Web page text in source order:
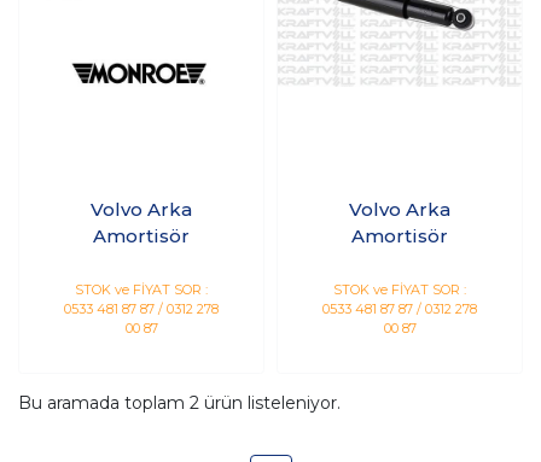
Volvo Arka
Amortisör
STOK ve FİYAT SOR :
0533 481 87 87 / 0312 278
00 87
Volvo Arka
Amortisör
STOK ve FİYAT SOR :
0533 481 87 87 / 0312 278
00 87
Bu aramada toplam 2 ürün listeleniyor.